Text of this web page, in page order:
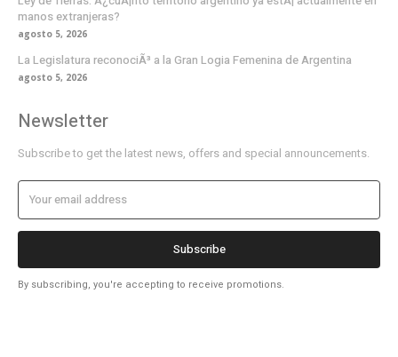
manos extranjeras?
agosto 5, 2026
La Legislatura reconociÃ³ a la Gran Logia Femenina de Argentina
agosto 5, 2026
Newsletter
Subscribe to get the latest news, offers and special announcements.
Subscribe
By subscribing, you're accepting to receive promotions.